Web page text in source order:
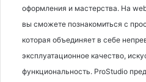
оформления и мастерства. На
вы сможете познакомиться с
которая объединяет в себе
эксплуатационное качество,
функциональность. ProStudio